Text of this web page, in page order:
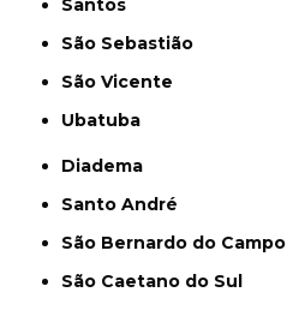
Santos
São Sebastião
São Vicente
Ubatuba
Diadema
Santo André
São Bernardo do Campo
São Caetano do Sul